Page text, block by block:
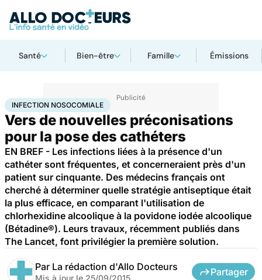
Santé Bien-être Famille Émissions
AccueilSantéInfection nosocomiale
INFECTION NOSOCOMIALE
Vers de nouvelles préconisations
pour la pose des cathéters
EN BREF - Les infections liées à la présence d'un
cathéter sont fréquentes, et concerneraient près d'un
patient sur cinquante. Des médecins français ont
cherché à déterminer quelle stratégie antiseptique était
la plus efficace, en comparant l'utilisation de
chlorhexidine alcoolique à la povidone iodée alcoolique
(Bétadine®). Leurs travaux, récemment publiés dans
The Lancet, font privilégier la première solution.
Par La rédaction d'Allo Docteurs
Mis à jour le 25/09/2015
Partager